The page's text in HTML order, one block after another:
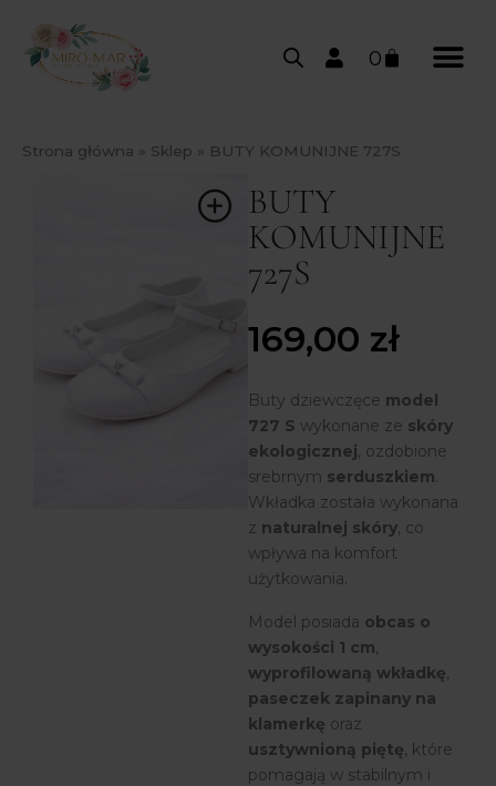
0
Strona główna » Sklep » BUTY KOMUNIJNE 727S
BUTY
KOMUNIJNE
727S
169,00 zł
Buty dziewczęce model
727 S wykonane ze skóry
ekologicznej , ozdobione
srebrnym serduszkiem
Wkładka została wykonana
z naturalnej skóry , co
wpływa na komfort
użytkowania.
Model posiada obcas o
wysokości 1 cm
wyprofilowaną wkładkę
paseczek zapinany na
klamerkę oraz
usztywnioną piętę , które
pomagają w stabilnym i